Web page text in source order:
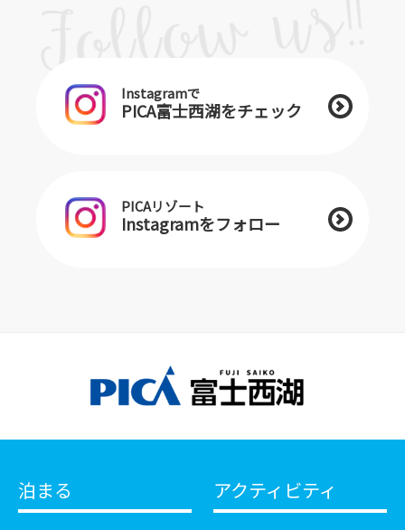
Instagramで
PICA富士西湖をチェック
PICAリゾート
Instagramをフォロー
泊まる アクティビティ